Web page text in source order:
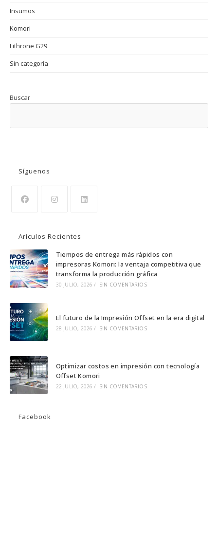
Insumos
Komori
Lithrone G29
Sin categoría
Buscar
Síguenos
Arículos Recientes
Tiempos de entrega más rápidos con
impresoras Komori: la ventaja competitiva que
transforma la producción gráfica
30 JULIO, 2026 / SIN COMENTARIOS
El futuro de la Impresión Offset en la era digital
28 JULIO, 2026 / SIN COMENTARIOS
Optimizar costos en impresión con tecnología
Offset Komori
22 JULIO, 2026 / SIN COMENTARIOS
Facebook